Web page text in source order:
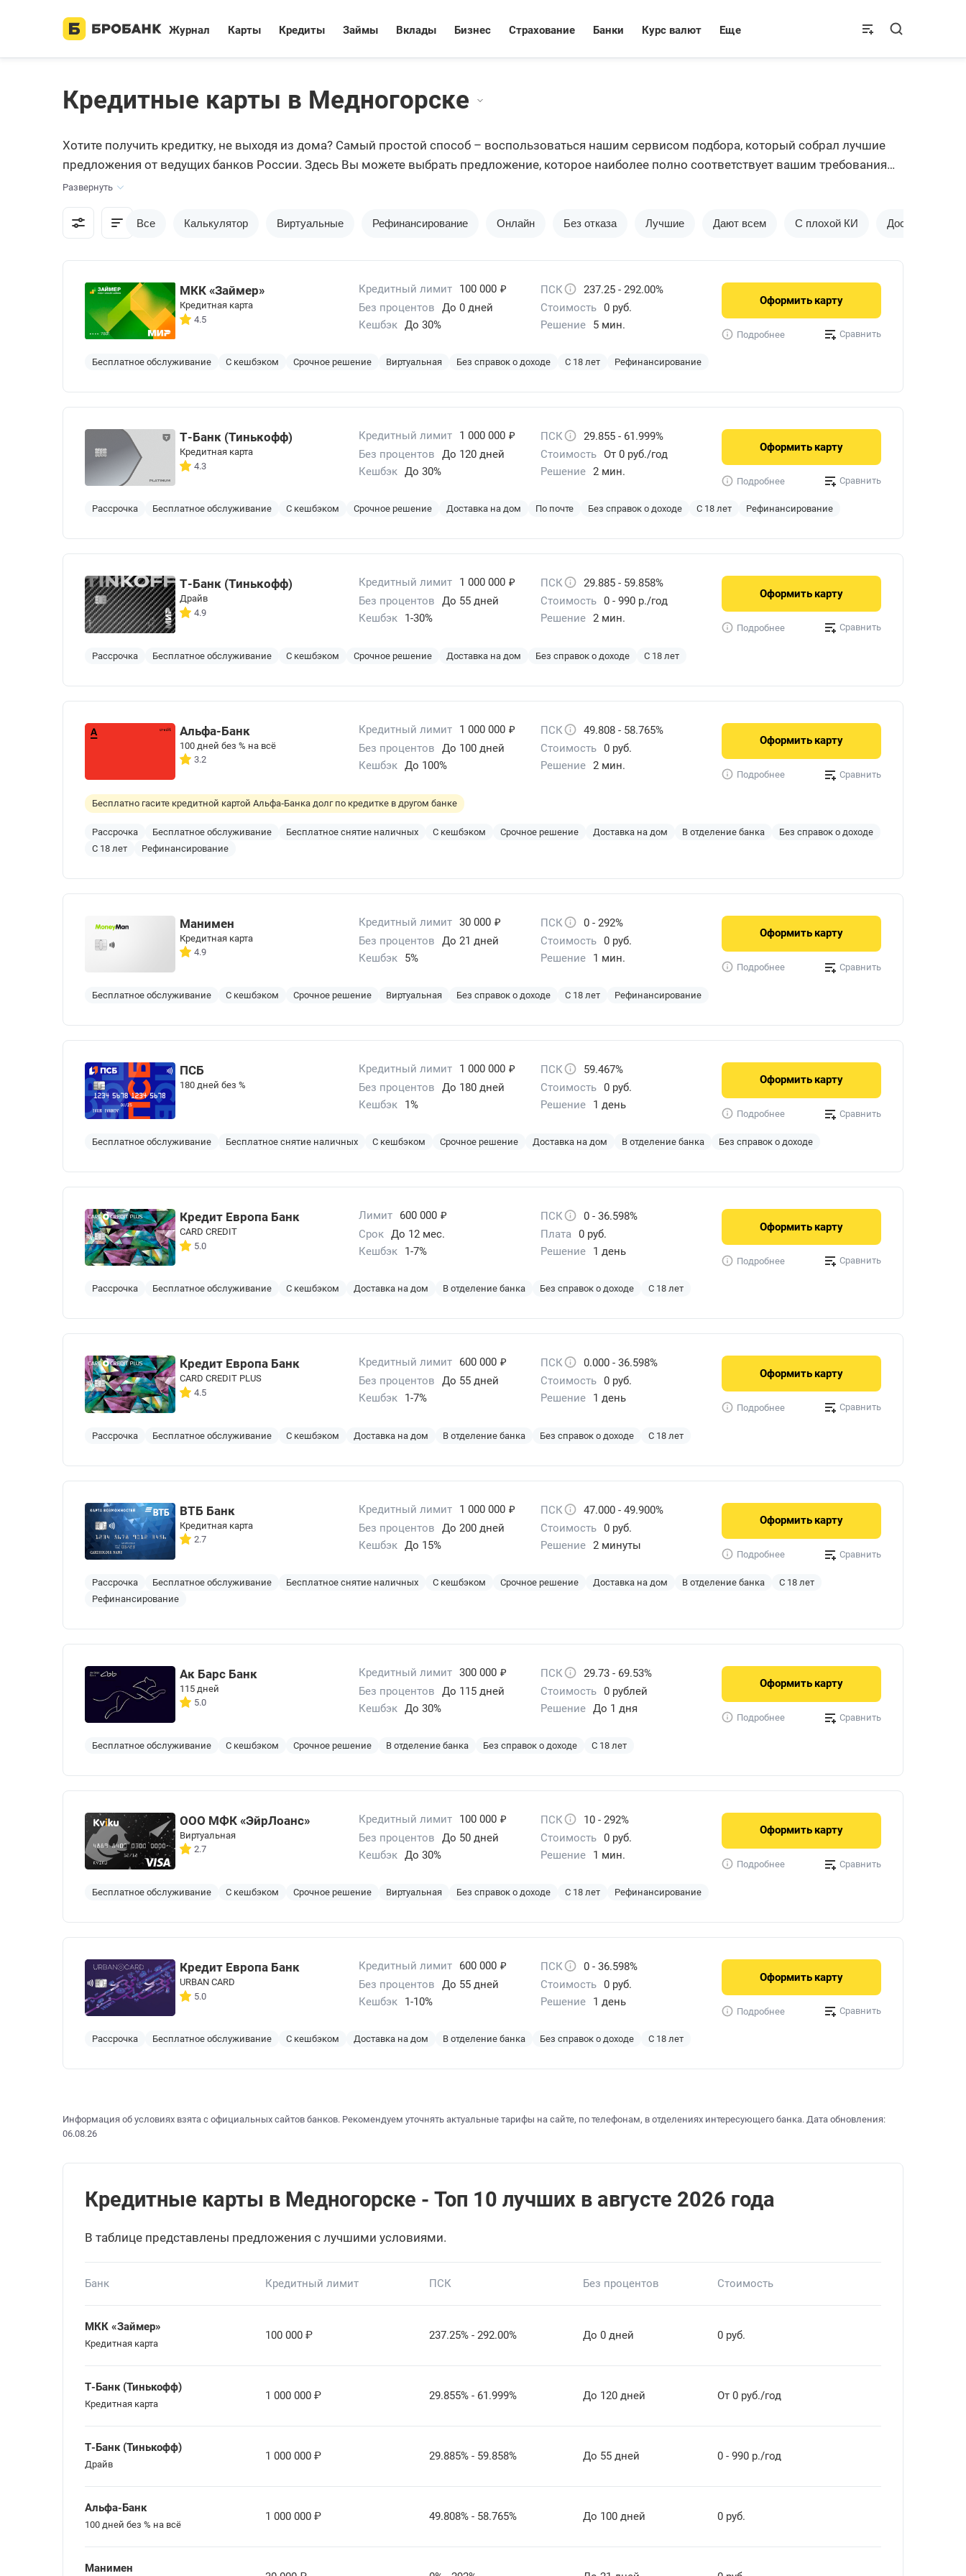
Журнал Карты Кредиты Займы Вклады Бизнес Страхование Банки Курс валют Еще
Кредитные карты в Медногорске
Хотите получить кредитку, не выходя из дома? Самый простой способ – воспользоваться нашим сервисом подбора, который собрал лучшие
предложения от ведущих банков России. Здесь Вы можете выбрать предложение, которое наиболее полно соответствует вашим требованиям.
Вам останется только подать онлайн-заявку на
Развернуть
Все Калькулятор Виртуальные Рефинансирование Онлайн Без отказа Лучшие Дают всем С плохой КИ Доставка на
МКК «Займер»
Кредитная карта
4.5
Кредитный лимит 100 000 ₽ ПСК
237.25 - 292.00%
Без процентов
До 0 дней Стоимость 0 руб.
Кешбэк До 30% Решение 5 мин.
Бесплатное обслуживание С кешбэком Срочное решение Виртуальная Без справок о доходе С 18 лет Рефинансирование
Оформить карту
Подробнее Сравнить
Т-Банк (Тинькофф)
Кредитная карта
4.3
Кредитный лимит 1 000 000 ₽ ПСК
29.855 - 61.999%
Без процентов
До 120 дней Стоимость От 0 руб./год
Кешбэк До 30% Решение 2 мин.
Рассрочка Бесплатное обслуживание С кешбэком Срочное решение Доставка на дом По почте Без справок о доходе С 18 лет Рефинансирование
Оформить карту
Подробнее Сравнить
Т-Банк (Тинькофф)
Драйв
4.9
Кредитный лимит 1 000 000 ₽ ПСК
29.885 - 59.858%
Без процентов
До 55 дней Стоимость 0 - 990 р./год
Кешбэк
1-30% Решение 2 мин.
Рассрочка Бесплатное обслуживание С кешбэком Срочное решение Доставка на дом Без справок о доходе С 18 лет
Оформить карту
Подробнее Сравнить
Альфа-Банк
100 дней без % на всё
3.2
Кредитный лимит 1 000 000 ₽ ПСК
49.808 - 58.765%
Без процентов
До 100 дней Стоимость 0 руб.
Кешбэк
До 100% Решение 2 мин.
Бесплатно гасите кредитной картой Альфа‑Банка долг по кредитке в другом банке
Рассрочка Бесплатное обслуживание Бесплатное снятие наличных С кешбэком Срочное решение Доставка на дом В отделение банка
Без справок о доходе
С 18 лет
Рефинансирование
Оформить карту
Подробнее Сравнить
Манимен
Кредитная карта
4.9
Кредитный лимит 30 000 ₽ ПСК
0 - 292%
Без процентов
До 21 дней Стоимость 0 руб.
Кешбэк
5% Решение 1 мин.
Бесплатное обслуживание С кешбэком Срочное решение Виртуальная Без справок о доходе С 18 лет Рефинансирование
Оформить карту
Подробнее Сравнить
ПСБ
180 дней без %
Кредитный лимит 1 000 000 ₽ ПСК
59.467%
Без процентов
До 180 дней Стоимость 0 руб.
Кешбэк
1% Решение 1 день
Бесплатное обслуживание Бесплатное снятие наличных С кешбэком Срочное решение Доставка на дом В отделение банка Без справок о доходе
Оформить карту
Подробнее Сравнить
Кредит Европа Банк
CARD CREDIT
5.0
Лимит 600 000 ₽ ПСК
0 - 36.598%
Срок До 12 мес. Плата 0 руб.
Кешбэк
1-7% Решение 1 день
Рассрочка Бесплатное обслуживание С кешбэком Доставка на дом В отделение банка Без справок о доходе С 18 лет
Оформить карту
Подробнее Сравнить
Кредит Европа Банк
CARD CREDIT PLUS
4.5
Кредитный лимит 600 000 ₽ ПСК
0.000 - 36.598%
Без процентов
До 55 дней Стоимость 0 руб.
Кешбэк
1-7% Решение 1 день
Рассрочка Бесплатное обслуживание С кешбэком Доставка на дом В отделение банка Без справок о доходе С 18 лет
Оформить карту
Подробнее Сравнить
ВТБ Банк
Кредитная карта
2.7
Кредитный лимит 1 000 000 ₽ ПСК
47.000 - 49.900%
Без процентов
До 200 дней Стоимость 0 руб.
Кешбэк
До 15% Решение 2 минуты
Рассрочка Бесплатное обслуживание Бесплатное снятие наличных С кешбэком Срочное решение Доставка на дом В отделение банка
С 18 лет
Рефинансирование
Оформить карту
Подробнее Сравнить
Ак Барс Банк
115 дней
5.0
Кредитный лимит 300 000 ₽ ПСК
29.73 - 69.53%
Без процентов
До 115 дней Стоимость 0 рублей
Кешбэк До 30% Решение До 1 дня
Бесплатное обслуживание С кешбэком Срочное решение В отделение банка Без справок о доходе С 18 лет
Оформить карту
Подробнее Сравнить
ООО МФК «ЭйрЛоанс»
Виртуальная
2.7
Кредитный лимит 100 000 ₽ ПСК
10 - 292%
Без процентов
До 50 дней Стоимость 0 руб.
Кешбэк До 30% Решение 1 мин.
Бесплатное обслуживание С кешбэком Срочное решение Виртуальная Без справок о доходе С 18 лет Рефинансирование
Оформить карту
Подробнее Сравнить
Кредит Европа Банк
URBAN CARD
5.0
Кредитный лимит 600 000 ₽ ПСК
0 - 36.598%
Без процентов
До 55 дней Стоимость 0 руб.
Кешбэк
1-10% Решение 1 день
Рассрочка Бесплатное обслуживание С кешбэком Доставка на дом В отделение банка Без справок о доходе С 18 лет
Оформить карту
Подробнее Сравнить
Информация об условиях взята с официальных сайтов банков. Рекомендуем уточнять актуальные тарифы на сайте, по телефонам, в отделениях интересующего банка. Дата обновления:
06.08.26
Кредитные карты в Медногорске - Топ 10 лучших в августе 2026 года
В таблице представлены предложения с лучшими условиями.
Банк Кредитный лимит ПСК Без процентов Стоимость
МКК «Займер»
Кредитная карта
100 000 ₽ 237.25% - 292.00% До 0 дней 0 руб.
Т-Банк (Тинькофф)
Кредитная карта
1 000 000 ₽ 29.855% - 61.999% До 120 дней От 0 руб./год
Т-Банк (Тинькофф)
Драйв
1 000 000 ₽ 29.885% - 59.858% До 55 дней 0 - 990 р./год
Альфа-Банк
100 дней без % на всё
1 000 000 ₽ 49.808% - 58.765% До 100 дней 0 руб.
Манимен